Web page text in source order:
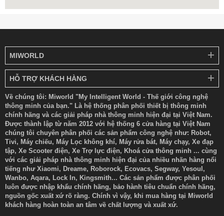
MIWORLD
HỖ TRỢ KHÁCH HÀNG
Về chúng tôi: Miworld "My Intelligent World - Thế giới công nghệ
thông minh của bạn." Là hệ thống phân phối thiết bị thông minh
chính hãng và các giải pháp nhà thông minh hiện đại tại Việt Nam.
Được thành lập từ năm 2012 với hệ thống 6 cửa hàng tại Việt Nam
chúng tôi chuyên phân phối các sản phẩm công nghệ như: Robot,
Tivi, Máy chiếu, Máy Lọc không khí, Máy rửa bát, Máy chạy, Xe đạp
tập, Xe Scooter điện, Xe Trợ lực điện, Khoá cửa thông minh ... cùng
với các giải pháp nhà thông minh hiện đại của nhiều nhãn hàng nổi
tiếng như Xiaomi, Dreame, Roborock, Ecovacs, Segway, Yesoul,
Wanbo, Aqara, Lock In, Kingsmith... Các sản phẩm được phân phối
luôn được nhập khẩu chính hãng, bảo hành tiêu chuẩn chính hãng,
nguồn gốc xuất xứ rõ ràng. Chính vì vậy, khi mua hàng tại Miworld
khách hàng hoàn toàn an tâm về chất lượng và xuất xứ.